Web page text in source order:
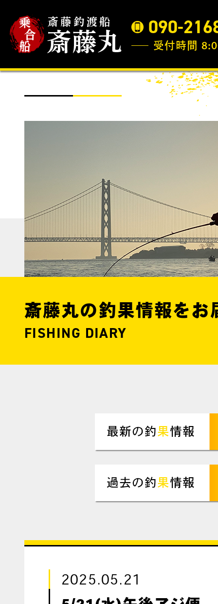
090-
受付時間
斎藤丸の釣果情報をお
FISHING DIARY
2025.05.21